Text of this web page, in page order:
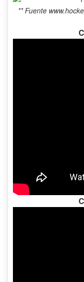
** Fuente